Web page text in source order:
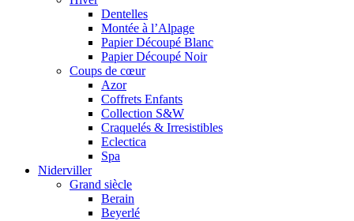
Dentelles
Montée à l’Alpage
Papier Découpé Blanc
Papier Découpé Noir
Coups de cœur
Azor
Coffrets Enfants
Collection S&W
Craquelés & Irresistibles
Eclectica
Spa
Niderviller
Grand siècle
Berain
Beyerlé